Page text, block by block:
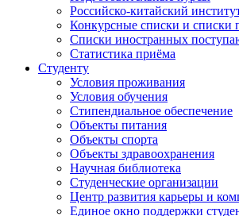
Российско-китайский
Конкурсные списки и списки
Списки иностранных
Статистика приёма
Студенту
Условия проживания
Условия обучения
Стипендиальное обеспечение
Объекты питания
Объекты спорта
Объекты здравоохранения
Научная библиотека
Студенческие организации
Центр развития карьеры и
Единое окно поддержки